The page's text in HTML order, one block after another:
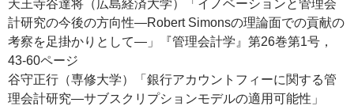
天王寺谷達将（広島経済大学）「イノベーションと管理会
計研究の今後の方向性―Robert Simonsの理論面での貢献の
考察を足掛かりとして―」『管理会計学』第26巻第1号，
43-60ページ
谷守正行（専修大学）「銀行アカウントフィーに関する管
理会計研究―サブスクリプションモデルの適用可能性」